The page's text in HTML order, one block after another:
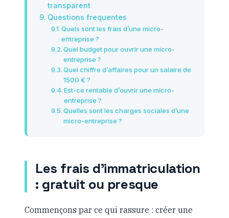
transparent
Questions frequentes
Quels sont les frais d’une micro-
entreprise ?
Quel budget pour ouvrir une micro-
entreprise ?
Quel chiffre d’affaires pour un salaire de
1500 € ?
Est-ce rentable d’ouvrir une micro-
entreprise ?
Quelles sont les charges sociales d’une
micro-entreprise ?
Les frais d’immatriculation
: gratuit ou presque
Commençons par ce qui rassure : créer une